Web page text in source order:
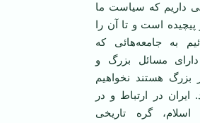
داریم که سیاست ما
پیچیده است و تا آن را
به جامعه‌هائی که
دارای مسائل بزرگ و
بزرگ هستند نخواهیم
ایران در ارتباط و در
اسلام، گره تاریخی